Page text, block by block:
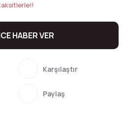
HABER VER
Karşılaştır
Paylaş